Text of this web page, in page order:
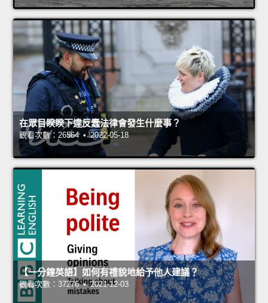
在眾目睽睽下違反蠢法律會發生什麼事？
觀看次數：26564 • 2022-05-18
【一分鐘英語】如何有禮貌地給予他人建議？
觀看次數：37276 • 2021-12-03